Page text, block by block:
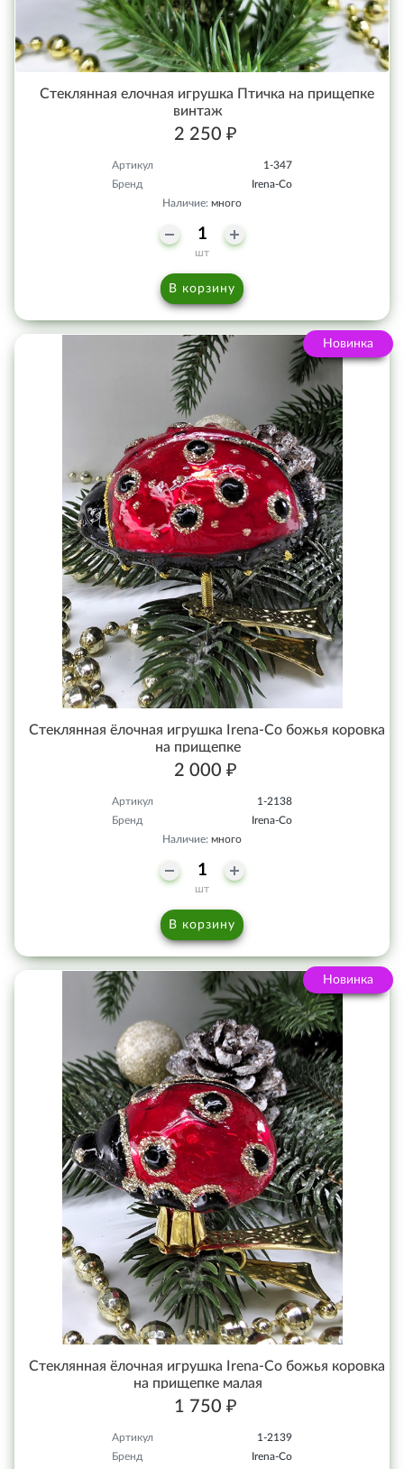
Стеклянная елочная игрушка Птичка на прищепке
винтаж
2 250 ₽
Артикул
1-347
Бренд
Irena-Co
Наличие: много
шт
В корзину
Новинка
Стеклянная ёлочная игрушка Irena-Co божья коровка
на прищепке
2 000 ₽
Артикул
1-2138
Бренд
Irena-Co
Наличие: много
шт
В корзину
Новинка
Стеклянная ёлочная игрушка Irena-Co божья коровка
на прищепке малая
1 750 ₽
Артикул
1-2139
Бренд
Irena-Co